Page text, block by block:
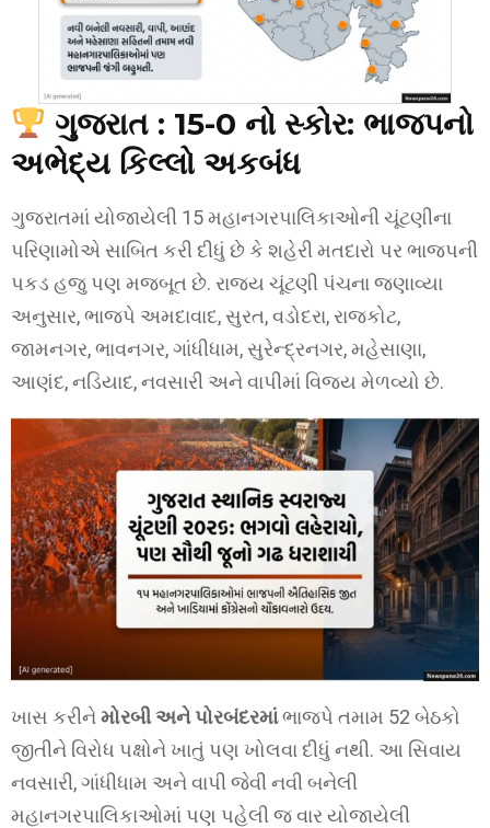
ગુજરાત : 15-0 નો સ્કોર: ભાજપનો
અભેદ્ય કિલ્લો અકબંધ
ગુજરાતમાં યોજાયેલી 15 મહાનગરપાલિકાઓની ચૂંટણીના
પરિણામોએ સાબિત કરી દીધું છે કે શહેરી મતદારો પર ભાજપની
પકડ હજુ પણ મજબૂત છે. રાજ્ય ચૂંટણી પંચના જણાવ્યા
અનુસાર, ભાજપે અમદાવાદ, સુરત, વડોદરા, રાજકોટ,
જામનગર, ભાવનગર, ગાંધીધામ, સુરેન્દ્રનગર, મહેસાણા,
આણંદ, નડિયાદ, નવસારી અને વાપીમાં વિજય મેળવ્યો છે.
ખાસ કરીનેમોરબી અને પોરબંદરમાંભાજપે તમામ 52 બેઠકો
જીતીને વિરોધ પક્ષોને ખાતું પણ ખોલવા દીધું નથી. આ સિવાય
નવસારી, ગાંધીધામ અને વાપી જેવી નવી બનેલી
મહાનગરપાલિકાઓમાં પણ પહેલી જ વાર યોજાયેલી